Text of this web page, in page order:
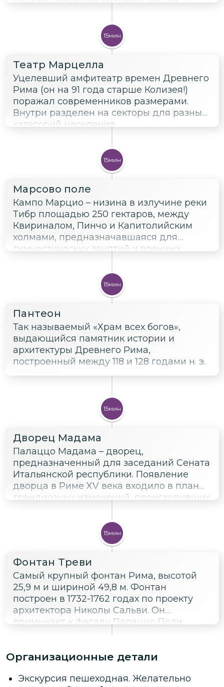
связано поверье, что если лжец вставит
руку в отверстие, выполненное в виде
рта божества, то божество её откусит.
15мин
Театр Марцелла
Уцелевший амфитеатр времен Древнего
Рима (он на 91 года старше Колизея!)
поражал современников размерами.
Внутри разделен на секторы для разных
категорий населения.
15мин
Марсово поле
Кампо Марцио – низина в излучине реки
Тибр площадью 250 гектаров, между
Квириналом, Пинчо и Капитолийским
холмами, предназначавшаяся для
гимнастических занятий и военных
15мин
Пантеон
Так называемый «Храм всех богов»,
выдающийся памятник истории и
архитектуры Древнего Рима,
построенный между 118 и 128 годами н. э.
15мин
Дворец Мадама
Палаццо Мадама – дворец,
предназначенный для заседаний Сената
Итальянской республики. Появление
дворца в Риме XV века входило в планы
грандиозных изменений, происходивших
городской жизни. Строительство
великолепных палаццо и вилл велось
быстрыми темпами, город украсили
чудесные фонтаны и парки, были
реконструированы и появились новые
церкви. Palazzo Madama, появившееся в
это время, стало одним из наиболее
изысканных архитектурных сооружений.
15мин
Фонтан Треви
Самый крупный фонтан Рима, высотой
25,9 м и шириной 49,8 м. Фонтан
построен в 1732-1762 годах по проекту
архитектора Николы Сальви. Он
примыкает к фасаду Палаццо Поли.
Организационные детали
Экскурсия пешеходная. Желательно